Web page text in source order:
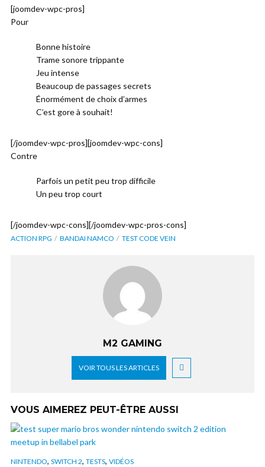
[joomdev-wpc-pros]
Pour
Bonne histoire
Trame sonore trippante
Jeu intense
Beaucoup de passages secrets
Énormément de choix d’armes
C’est gore à souhait!
[/joomdev-wpc-pros][joomdev-wpc-cons]
Contre
Parfois un petit peu trop difficile
Un peu trop court
[/joomdev-wpc-cons][/joomdev-wpc-pros-cons]
ACTION RPG BANDAI NAMCO TEST CODE VEIN
M2 GAMING
VOIR TOUS LES ARTICLES
VOUS AIMEREZ PEUT-ÊTRE AUSSI
NINTENDO, SWITCH 2, TESTS, VIDÉOS